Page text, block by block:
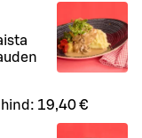
19,40 €